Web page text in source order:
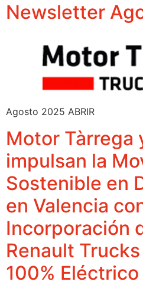
Newsletter
Agosto 2025 ABRIR
Motor Tàrrega
impulsan la
Sostenible en
en Valencia
Incorporación
Renault
100% Eléctrico